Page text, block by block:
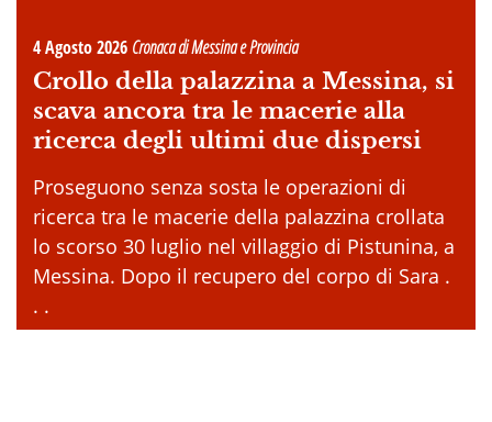
4 Agosto 2026 Cronaca di Messina e Provincia
Crollo della palazzina a Messina, si
scava ancora tra le macerie alla
ricerca degli ultimi due dispersi
Proseguono senza sosta le operazioni di
ricerca tra le macerie della palazzina crollata
lo scorso 30 luglio nel villaggio di Pistunina, a
Messina. Dopo il recupero del corpo di Sara .
. .